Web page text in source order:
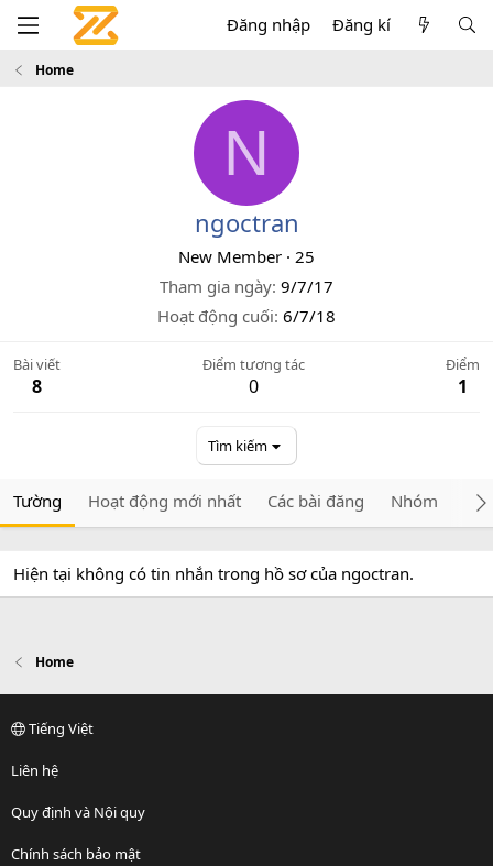
Đăng nhập Đăng kí
Home
N
ngoctran
New Member · 25
Tham gia ngày 9/7/17
Hoạt động cuối 6/7/18
Bài viết
8
Điểm tương tác
0
Điểm
1
Tìm kiếm
Tường Hoạt động mới nhất Các bài đăng Nhóm
Hiện tại không có tin nhắn trong hồ sơ của ngoctran.
Home
Tiếng Việt
Liên hệ
Quy định và Nội quy
Chính sách bảo mật